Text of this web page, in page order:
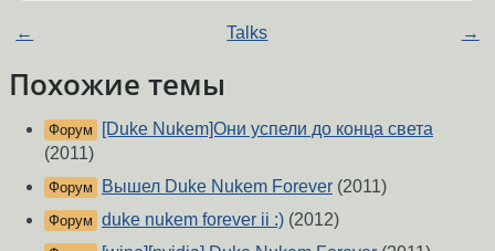
← Talks →
Похожие темы
Форум
[Duke Nukem]Они успели до конца света
(2011)
Форум Вышел Duke Nukem Forever (2011)
Форум duke nukem forever ii :) (2012)